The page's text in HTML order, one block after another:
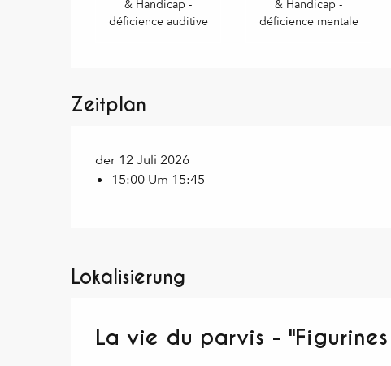
& Handicap -
déficience auditive
& Handicap -
déficience mentale
Zeitplan
der 12 Juli 2026
15:00 Um 15:45
Lokalisierung
La vie du parvis -